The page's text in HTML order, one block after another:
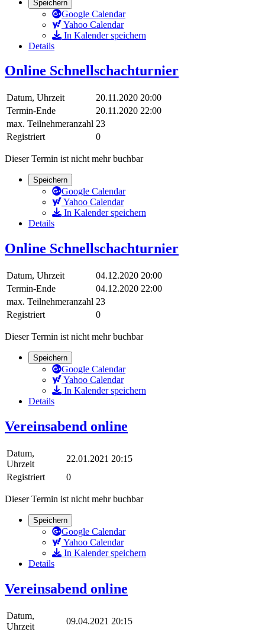
Speichern
Google Calendar
Yahoo Calendar
In Kalender speichern
Details
Online Schnellschachturnier
Datum, Uhrzeit
20.11.2020 20:00
Termin-Ende
20.11.2020 22:00
max. Teilnehmeranzahl 23
Registriert
0
Dieser Termin ist nicht mehr buchbar
Speichern
Google Calendar
Yahoo Calendar
In Kalender speichern
Details
Online Schnellschachturnier
Datum, Uhrzeit
04.12.2020 20:00
Termin-Ende
04.12.2020 22:00
max. Teilnehmeranzahl 23
Registriert
0
Dieser Termin ist nicht mehr buchbar
Speichern
Google Calendar
Yahoo Calendar
In Kalender speichern
Details
Vereinsabend online
Datum,
Uhrzeit
22.01.2021 20:15
Registriert
0
Dieser Termin ist nicht mehr buchbar
Speichern
Google Calendar
Yahoo Calendar
In Kalender speichern
Details
Vereinsabend online
Datum,
Uhrzeit
09.04.2021 20:15